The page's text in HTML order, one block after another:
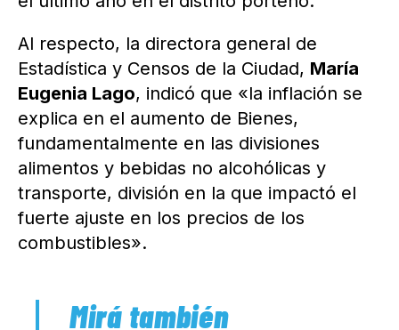
Al respecto, la directora general de
Estadística y Censos de la Ciudad, María
Eugenia Lago, indicó que «la inflación se
explica en el aumento de Bienes,
fundamentalmente en las divisiones
alimentos y bebidas no alcohólicas y
transporte, división en la que impactó el
fuerte ajuste en los precios de los
combustibles».